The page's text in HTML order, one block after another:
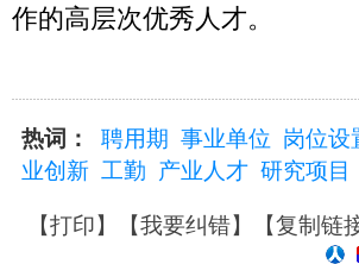
作的高层次优秀人才。
热词： 聘用期 事业单位 岗位设
业创新 工勤 产业人才 研究项目
【打印】【我要纠错】【复制链